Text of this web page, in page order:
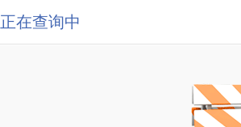
正在查询中